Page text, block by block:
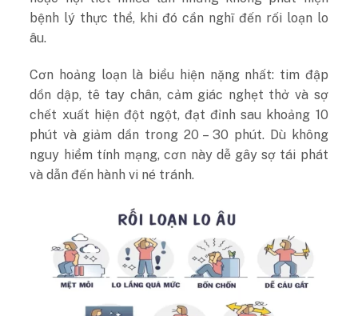
bệnh lý thực thể, khi đó cần nghĩ đến rối loạn lo
âu.
Cơn hoảng loạn là biểu hiện nặng nhất: tim đập
dồn dập, tê tay chân, cảm giác nghẹt thở và sợ
chết xuất hiện đột ngột, đạt đỉnh sau khoảng 10
phút và giảm dần trong 20 – 30 phút. Dù không
nguy hiểm tính mạng, cơn này dễ gây sợ tái phát
và dẫn đến hành vi né tránh.